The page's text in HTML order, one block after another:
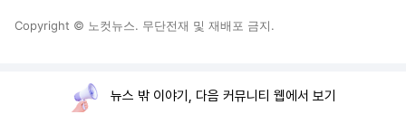
Copyright © 노컷뉴스. 무단전재 및 재배포 금지.
뉴스 밖 이야기, 다음 커뮤니티 웹에서 보기